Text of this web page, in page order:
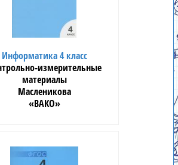
Информатика 4 класс
измерительные
материалы
Масленикова
«ВАКО»